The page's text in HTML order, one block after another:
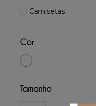
Camisetas
Cor
Tamanho